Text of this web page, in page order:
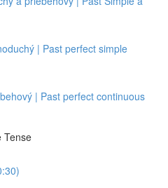
| Past perfect simple
| Past perfect continuous
Tense